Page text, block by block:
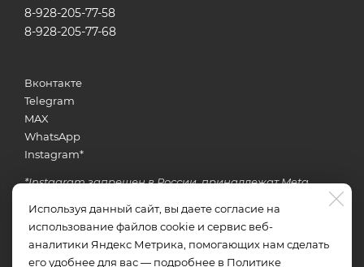
8-928-205-77-58
8-928-205-77-68
Вконтакте
Telegram
MAX
WhatsApp
Instagram*
*Instagram запрещен в России, принадлежат Meta
Задать вопрос об услугах
Используя данный сайт, вы даете согласие на
использование файлов cookie и сервис веб-
аналитики Яндекс Метрика, помогающих нам сделать
его удобнее для вас — подробнее в Политике